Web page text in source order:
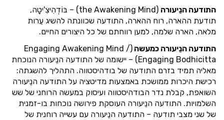
התודעה הנֵיעורה
(the Awakening Mind) – בּוֹדְהִיצִ'יטָה,
תודעת ההארה, רוח ההארה, התודעה שכוונתה להשיג עֵרות
מלאה, הארה שלמה, למען רווחתם של כל היצורים החיים.
התודעה הנֵיעורה כמעשה (Engaging Awakening Mind /
Engaging Bodhicitta) – יישומה של התודעה הנֵיעורה הנוכחת
מאליה תמיד בזרם התודעה של בודהיסטווה. התהליך להשגתה:
רכישת היכרות ממושכת באמצעות מדיטציה על התודעה הנֵיעורה
השואפת, קבלת נדר הבודהיסטווה ועיסוק במעשה הרוחני של שש
השלמויות. התודעה הנֵיעורה העוסקת פירושה נוכחות בו-זמנית
של שני מצבי תודעה – התודעה הנֵיעורה עם עשייה רוחנית של